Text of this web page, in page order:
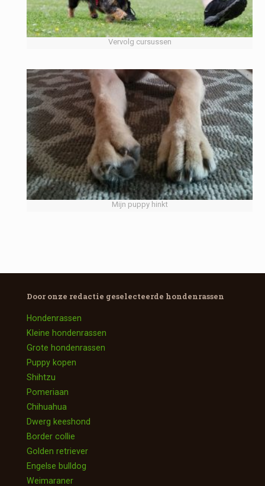
Vervolg cursussen
Mijn puppy hinkt
Door onze redactie geselecteerde hondenrassen
Hondenrassen
Kleine hondenrassen
Grote hondenrassen
Puppy kopen
Shihtzu
Pomeriaan
Chihuahua
Dwerg keeshond
Border collie
Golden retriever
Engelse bulldog
Weimaraner